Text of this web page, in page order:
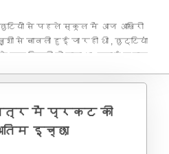
छुटियों से पहले स्कूल में अाज अाखिरी
से बावली हुई जा रही थी , छुट्टियां
घर दिल्ली जो जाना था, हवाई जहाज
था। अाज स्कू
पत्र में प्रकट की
इच्छा